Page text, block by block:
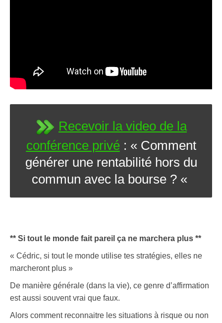
Recevoir la video de la
conférence privé: « Comment
générer une rentabilité hors du
commun avec la bourse ? «
** Si tout le monde fait pareil ça ne marchera plus **
« Cédric, si tout le monde utilise tes stratégies, elles ne
marcheront plus »
De manière générale (dans la vie), ce genre d’affirmation
est aussi souvent vrai que faux.
Alors comment reconnaitre les situations à risque ou non